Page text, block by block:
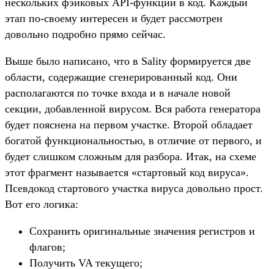
этап по-своему интересен и будет рассмотрен
довольно подробно прямо сейчас.
Выше было написано, что в Sality формируется две
области, содержащие сгенерированный код. Они
располагаются по точке входа и в начале новой
секции, добавленной вирусом. Вся работа генератора
будет пояснена на первом участке. Второй обладает
богатой функциональностью, в отличие от первого, и
будет слишком сложным для разбора. Итак, на схеме
этот фрагмент называется «стартовый код вируса».
Псевдокод стартового участка вируса довольно прост.
Вот его логика:
Сохранить оригинальные значения регистров и
флагов;
Получить VA текущего;